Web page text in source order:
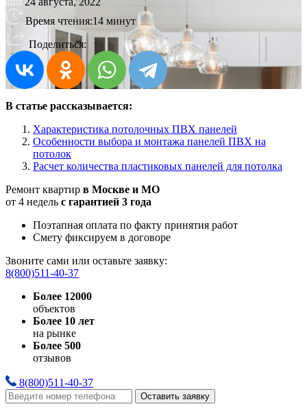
Время чтения:14 минут
Поделиться:
В статье рассказывается:
Характеристика потолочных ПВХ панелей
Особенности выбора и монтажа панелей ПВХ на
потолок
Расчет количества пластиковых панелей для потолка
Ремонт квартир в Москве и МО
от 4 недель с гарантией 3 года
Поэтапная оплата по факту принятия работ
Смету фиксируем в договоре
Звоните сами или оставьте заявку:
8(800)511-40-37
Более 12000
объектов
Более 10 лет
на рынке
Более 500
отзывов
8(800)511-40-37
Оставить заявку